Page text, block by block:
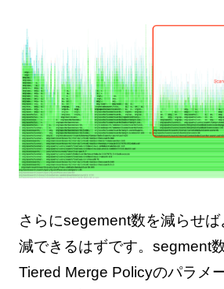
さらにsegement数を減らせば
減できるはずです。segment
Tiered Merge Policyのパラメ